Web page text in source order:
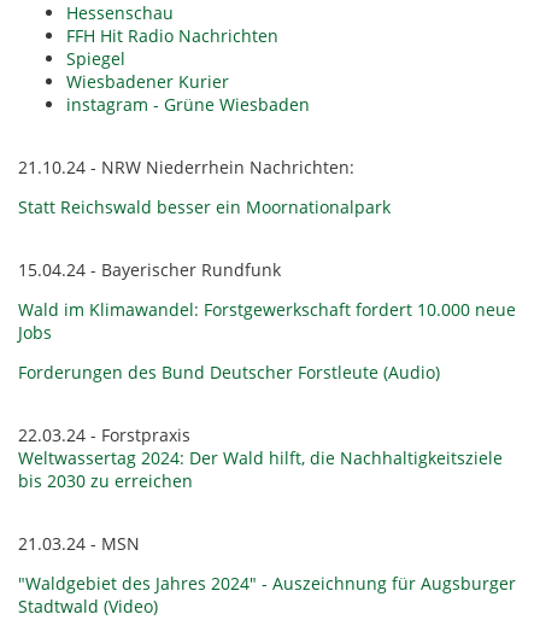
Hessenschau
FFH Hit Radio Nachrichten
Spiegel
Wiesbadener Kurier
instagram - Grüne Wiesbaden
21.10.24 - NRW Niederrhein Nachrichten:
Statt Reichswald besser ein Moornationalpark
15.04.24 - Bayerischer Rundfunk
Wald im Klimawandel: Forstgewerkschaft fordert 10.000 neue
Jobs
Forderungen des Bund Deutscher Forstleute (Audio)
22.03.24 - Forstpraxis
Weltwassertag 2024: Der Wald hilft, die Nachhaltigkeitsziele
bis 2030 zu erreichen
21.03.24 - MSN
"Waldgebiet des Jahres 2024" - Auszeichnung für Augsburger
Stadtwald (Video)